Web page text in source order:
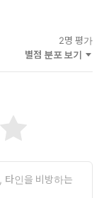
2명 평가
별점 분포 보기